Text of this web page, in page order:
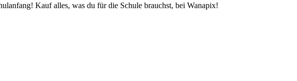
Kauf alles, was du für die Schule brauchst, bei Wanapix!